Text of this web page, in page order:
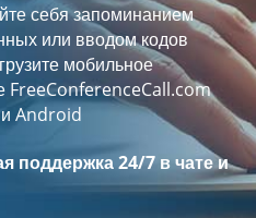
себя запоминанием
или вводом кодов
мобильное
FreeConferenceCall.com
Android
поддержка 24/7 в чате и